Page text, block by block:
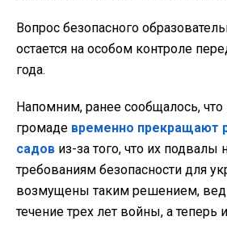
Вопрос безопасного
остается на особом контроле
года.
Напомним, ранее сообщалось,
громаде временно прекращают
садов из-за того, что их подвалы
требованиям безопасности для
возмущены таким решением,
течение трех лет войны, а теперь